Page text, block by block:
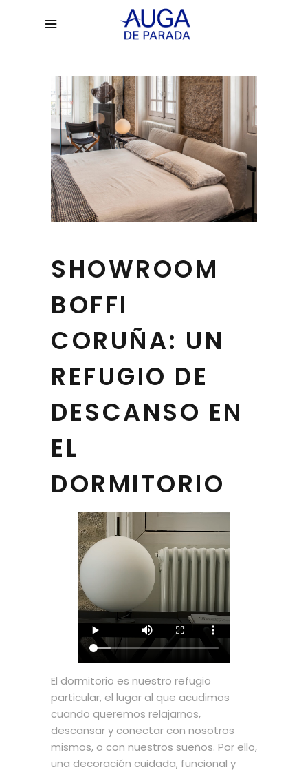
SHOWROOM
BOFFI
CORUÑA: UN
REFUGIO DE
DESCANSO EN
EL
DORMITORIO
El dormitorio es nuestro refugio
particular, el lugar al que acudimos
cuando queremos relajarnos,
descansar y conectar con nosotros
mismos, o con nuestros sueños. Por ello,
una decoración cuidada, funcional y